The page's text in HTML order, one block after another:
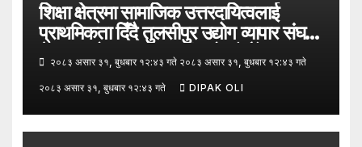
शिक्षा क्षेत्रमा सामाजिक उत्तरदायित्वलाई
प्राथमिकता दिँदै तुलसीपुर उद्योग व्यापार संघले
नेपाल उद्योग व्यापार महासंघको पाँचौँ स्थापना
दिवसको अवसर पारेर तुलसीपुर
उपमहानगरपालिका–५, गैरापातु स्थित श्री
जनश्रमिक आ बि विद्यालयका विद्यार्थीहरूलाई
कापी तथा कलम वितरण गरेको छ।
२०८३ असार ३१, बुधबार १२:४३ गते २०८३ असार ३१, बुधबार १२:४३ गते
२०८३ असार ३१, बुधबार १२:४३ गते DIPAK OLI